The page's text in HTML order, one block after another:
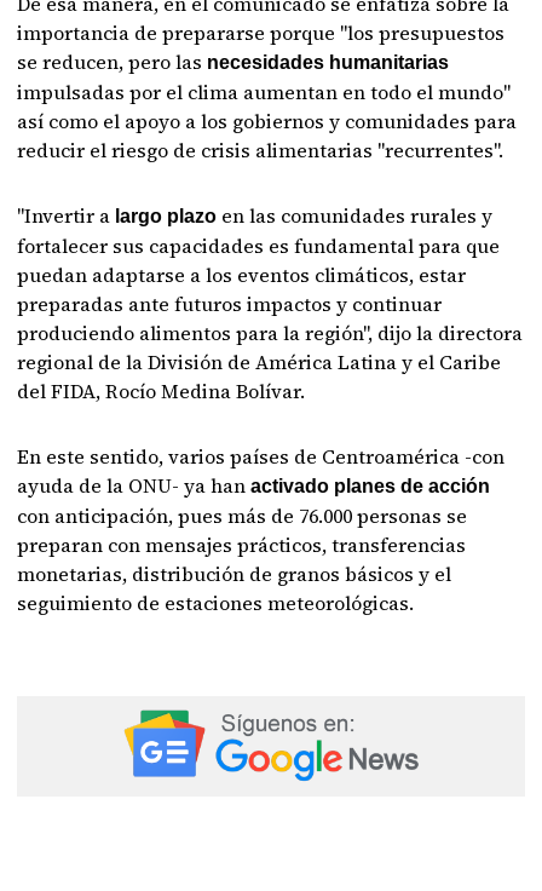
importancia de prepararse porque "los presupuestos
se reducen, pero las necesidades humanitarias
impulsadas por el clima aumentan en todo el mundo"
así como el apoyo a los gobiernos y comunidades para
reducir el riesgo de crisis alimentarias "recurrentes".
"Invertir a largo plazo en las comunidades rurales y
fortalecer sus capacidades es fundamental para que
puedan adaptarse a los eventos climáticos, estar
preparadas ante futuros impactos y continuar
produciendo alimentos para la región", dijo la directora
regional de la División de América Latina y el Caribe
del FIDA, Rocío Medina Bolívar.
En este sentido, varios países de Centroamérica -con
ayuda de la ONU- ya hanactivado planes de acción
con anticipación, pues más de 76.000 personas se
preparan con mensajes prácticos, transferencias
monetarias, distribución de granos básicos y el
seguimiento de estaciones meteorológicas.